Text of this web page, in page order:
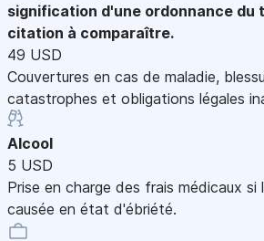
signification d'une ordonnance du
citation à comparaître.
49 USD
Couvertures en cas de maladie,
catastrophes et obligations légales
Alcool
5 USD
Prise en charge des frais médicaux si
causée en état d'ébriété.